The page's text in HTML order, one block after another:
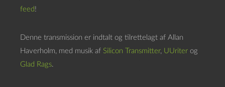
feed!
Denne transmission er indtalt og tilrettelagt af Allan
Haverholm, med musik af Silicon Transmitter, UUriter og
Glad Rags.